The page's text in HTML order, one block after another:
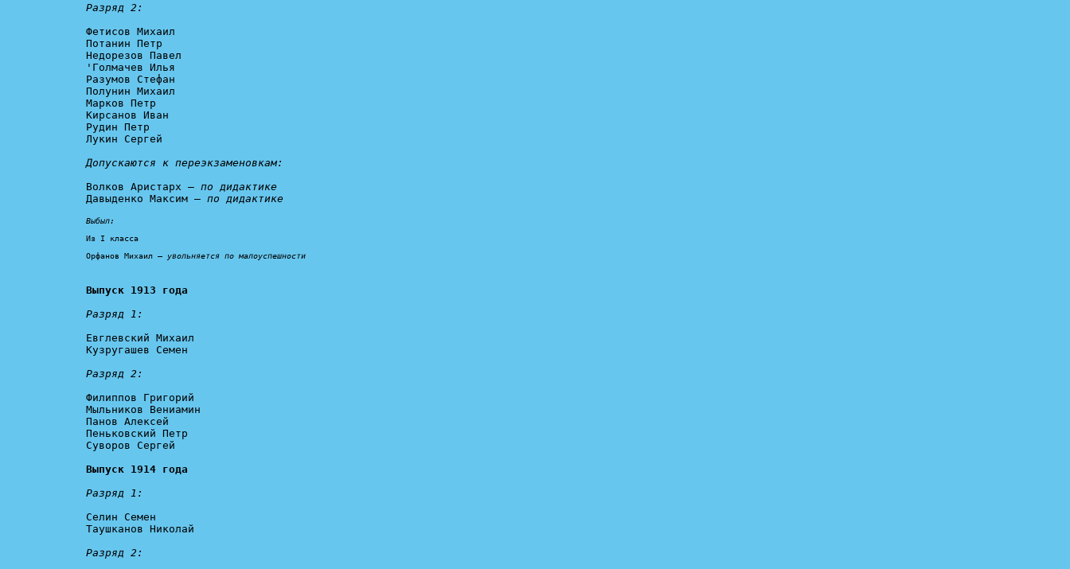
Разряд 2:
Фетисов Михаил
Потанин Петр
Недорезов Павел
'Голмачев Илья
Разумов Стефан
Полунин Михаил
Марков Петр
Кирсанов Иван
Рудин Петр
Лукин Сергей
Допускаются к переэкзаменовкам:
Волков Аристарх – по дидактике
Давыденко Максим – по дидактике
Выбыл:
Из I класса
Орфанов Михаил – увольняется по малоуспешности
Выпуск 1913 года
Разряд 1:
Евглевский Михаил
Кузругашев Семен
Разряд 2:
Филиппов Григорий
Мыльников Вениамин
Панов Алексей
Пеньковский Петр
Суворов Сергей
Выпуск 1914 года
Разряд 1:
Селин Семен
Таушканов Николай
Разряд 2: